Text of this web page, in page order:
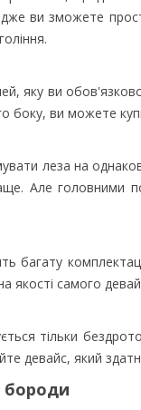
ви зможете
яку ви
боку, ви можете
леза на
Але головними
багату
якості самого
тільки
девайс, який
бороди